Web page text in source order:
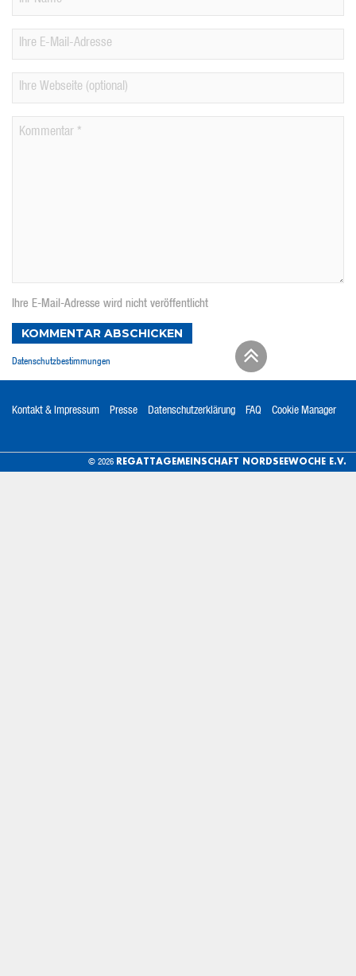
Ihre E-Mail-Adresse wird nicht veröffentlicht
KOMMENTAR ABSCHICKEN
Datenschutzbestimmungen
Kontakt & Impressum Presse Datenschutzerklärung FAQ Cookie Manager
© 2026 REGATTAGEMEINSCHAFT NORDSEEWOCHE E.V.